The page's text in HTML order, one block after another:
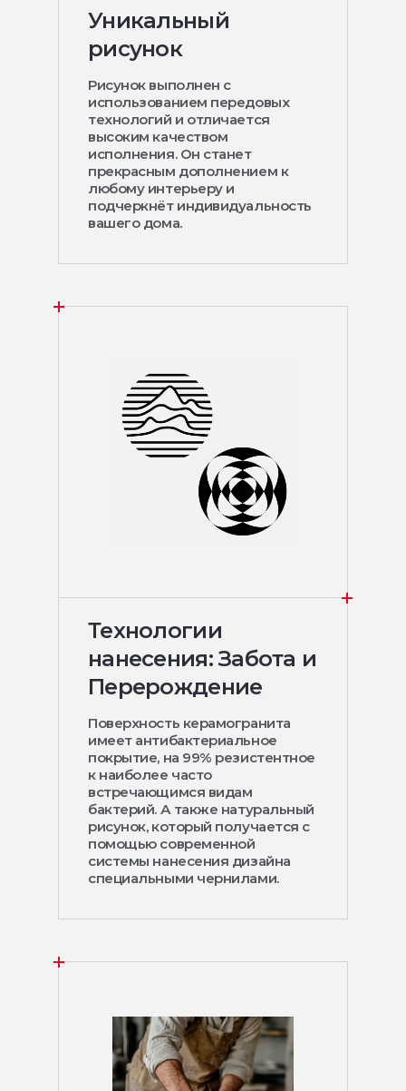
Уникальный
рисунок
Рисунок выполнен с
использованием передовых
технологий и отличается
высоким качеством
исполнения. Он станет
прекрасным дополнением к
любому интерьеру и
подчеркнёт индивидуальность
вашего дома.
Технологии
нанесения: Забота и
Перерождение
Поверхность керамогранита
имеет антибактериальное
покрытие, на 99% резистентное
к наиболее часто
встречающимся видам
бактерий. А также натуральный
рисунок, который получается с
помощью современной
системы нанесения дизайна
специальными чернилами.